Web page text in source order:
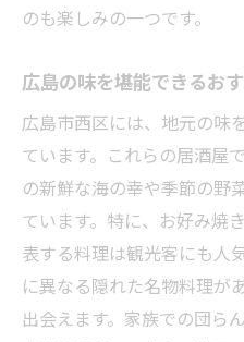
のも楽しみの一つです。
広島の味を堪能できるお
広島市西区には、地元の味
ています。これらの居酒屋
の新鮮な海の幸や季節の野
ています。特に、お好み焼
表する料理は観光客にも人
に異なる隠れた名物料理が
出会えます。家族での団ら